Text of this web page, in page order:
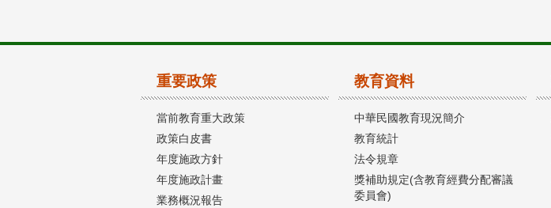
重要政策
當前教育重大政策
政策白皮書
年度施政方針
年度施政計畫
業務概況報告
教育資料
中華民國教育現況簡介
教育統計
法令規章
獎補助規定(含教育經費分配審議
委員會)